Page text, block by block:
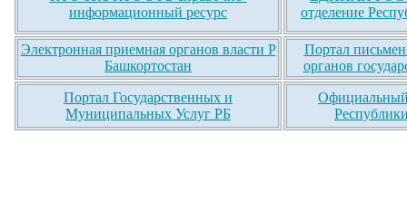
информационный ресурс
отделение
Электронная приемная органов власти Р
Башкортостан
Портал
органов
Портал Государственных и
Муниципальных Услуг РБ
Официальный